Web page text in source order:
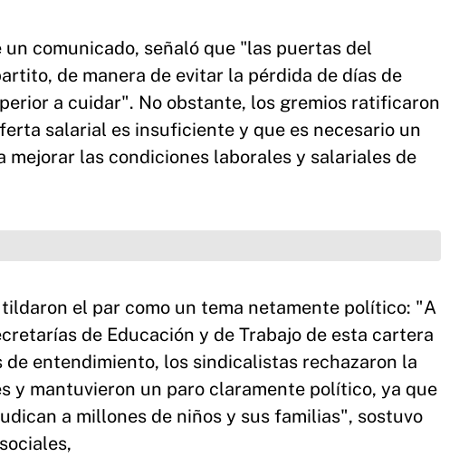
comunicado, señaló que "las puertas del
de manera de evitar la pérdida de días de
a cuidar". No obstante, los gremios ratificaron
salarial es insuficiente y que es necesario un
las condiciones laborales y salariales de
el par como un tema netamente político: "A
de Educación y de Trabajo de esta cartera
entendimiento, los sindicalistas rechazaron la
y mantuvieron un paro claramente político, ya que
a millones de niños y sus familias", sostuvo